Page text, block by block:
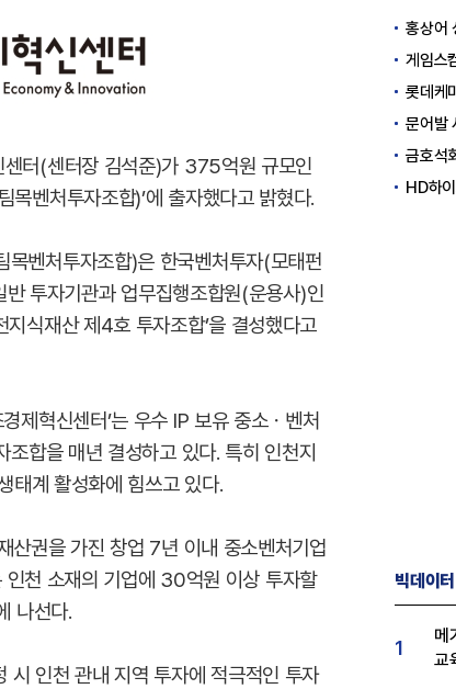
터(센터장 김석준)가 375억원 규모인
벤처투자조합)’에 출자했다고 밝혔다.
벤처투자조합)은 한국벤처투자(모태펀
투자기관과 업무집행조합원(운용사)인
식재산 제4호 투자조합’을 결성했다고
제혁신센터’는 우수 IP 보유 중소ㆍ벤처
합을 매년 결성하고 있다. 특히 인천지
태계 활성화에 힘쓰고 있다.
산권을 가진 창업 7년 이내 중소벤처기업
천 소재의 기업에 30억원 이상 투자할
나선다.
시 인천 관내 지역 투자에 적극적인 투자
홍상어
게임스
롯데케미
문어발
금호석
HD하이
빅데이
1
메
교